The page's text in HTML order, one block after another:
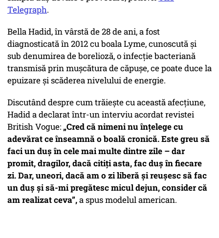
Telegraph.
Bella Hadid, în vârstă de 28 de ani, a fost
diagnosticată în 2012 cu boala Lyme, cunoscută și
sub denumirea de borelioză, o infecție bacteriană
transmisă prin mușcătura de căpușe, ce poate duce la
epuizare și scăderea nivelului de energie.
Discutând despre cum trăiește cu această afecțiune,
Hadid a declarat într-un interviu acordat revistei
British Vogue: „Cred că nimeni nu înțelege cu
adevărat ce înseamnă o boală cronică. Este greu să
faci un duș în cele mai multe dintre zile – dar
promit, dragilor, dacă citiți asta, fac duș în fiecare
zi. Dar, uneori, dacă am o zi liberă și reușesc să fac
un duș și să-mi pregătesc micul dejun, consider că
am realizat ceva”,a spus modelul american.